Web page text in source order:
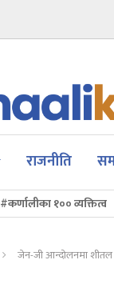
राजनीति
#कर्णालीका १०० व्यक्तित्व
जेन-जी आन्दोलनमा शीतल